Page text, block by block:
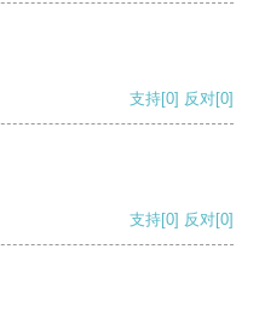
支持[0] 反对[0]
支持[0] 反对[0]